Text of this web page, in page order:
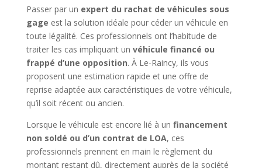
Passer par un expert du rachat de véhicules sous
gage est la solution idéale pour céder un véhicule en
toute légalité. Ces professionnels ont l’habitude de
traiter les cas impliquant un véhicule financé ou
frappé d’une opposition. À Le-Raincy, ils vous
proposent une estimation rapide et une offre de
reprise adaptée aux caractéristiques de votre véhicule,
qu’il soit récent ou ancien.
Lorsque le véhicule est encore lié à un financement
non soldé ou d’un contrat de LOA, ces
professionnels prennent en main le règlement du
montant restant dû, directement auprès de la société